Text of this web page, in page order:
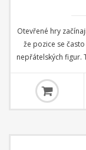
Otevřené hry
že pozice se
nepřátelských figur.
zahájeními po 1.e4
často vyvíjí
mistr Georgios